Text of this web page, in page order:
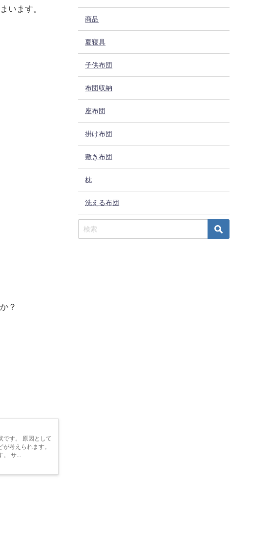
います。
？
です。 原因として
考えられます。
サ...
商品
夏寝具
子供布団
布団収納
座布団
掛け布団
敷き布団
枕
洗える布団